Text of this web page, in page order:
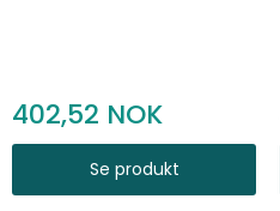
402,52
Se produkt